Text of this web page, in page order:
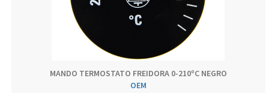
MANDO TERMOSTATO FREIDORA 0-210ºC NEGRO
OEM